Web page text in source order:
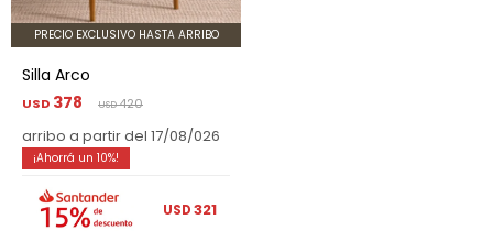
PRECIO EXCLUSIVO HASTA ARRIBO
Silla Arco
USD 378 USD420
arribo a partir del 17/08/026
10
USD321